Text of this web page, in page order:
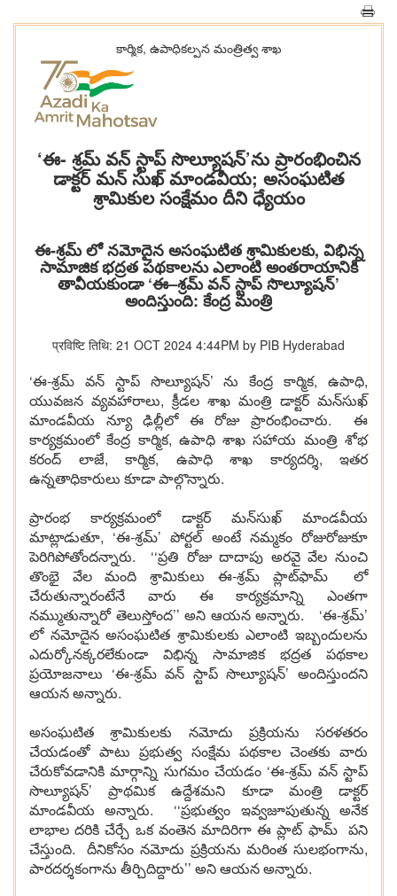
కార్మిక, ఉపాధికల్పన మంత్రిత్వ శాఖ
‘ఈ- శ్రమ్ వన్ స్టాప్ సొల్యూషన్’ను ప్రారంభించిన
డాక్టర్ మన్‌ సుఖ్ మాండవీయ; అసంఘటిత
శ్రామికుల సంక్షేమం దీని ధ్యేయం
ఈ-శ్రమ్ లో నమోదైన అసంఘటిత శ్రామికులకు, విభిన్న
సామాజిక భద్రత పథకాలను ఎలాంటి అంతరాయానికి
తావీయకుండా ‘ఈ–శ్రమ్ వన్ స్టాప్ సొల్యూషన్’
అందిస్తుంది: కేంద్ర మంత్రి
प्रविष्टि तिथि: 21 OCT 2024 4:44PM by PIB Hyderabad
‘ఈ-శ్రమ్ వన్ స్టాప్ సొల్యూషన్’ ను కేంద్ర కార్మిక, ఉపాధి,
యువజన వ్యవహారాలు, క్రీడల శాఖ మంత్రి డాక్టర్ మన్‌సుఖ్
మాండవీయ న్యూ ఢిల్లీలో ఈ రోజు ప్రారంభించారు. ఈ
కార్యక్రమంలో కేంద్ర కార్మిక, ఉపాధి శాఖ సహాయ మంత్రి శోభ
కరంద్ లాజే, కార్మిక, ఉపాధి శాఖ కార్యదర్శి, ఇతర
ఉన్నతాధికారులు కూడా పాల్గొన్నారు.
ప్రారంభ కార్యక్రమంలో డాక్టర్ మన్‌సుఖ్ మాండవీయ
మాట్లాడుతూ, ‘ఈ-శ్రమ్’ పోర్టల్ అంటే నమ్మకం రోజురోజుకూ
పెరిగిపోతోందన్నారు. ‘‘ప్రతి రోజు దాదాపు అరవై వేల నుంచి
తొంభై వేల మంది శ్రామికులు ఈ-శ్రమ్ ప్లాట్‌ఫామ్ లో
చేరుతున్నారంటేనే వారు ఈ కార్యక్రమాన్ని ఎంతగా
నమ్ముతున్నారో తెలుస్తోంద’’ అని ఆయన అన్నారు. ‘ఈ-శ్రమ్’
లో నమోదైన అసంఘటిత శ్రామికులకు ఎలాంటి ఇబ్బందులను
ఎదుర్కోనక్కరలేకుండా విభిన్న సామాజిక భద్రత పథకాల
ప్రయోజనాలు ‘ఈ-శ్రమ్ వన్ స్టాప్ సొల్యూషన్’ అందిస్తుందని
ఆయన అన్నారు.
అసంఘటిత శ్రామికులకు నమోదు ప్రక్రియను సరళతరం
చేయడంతో పాటు ప్రభుత్వ సంక్షేమ పథకాల చెంతకు వారు
చేరుకోవడానికి మార్గాన్ని సుగమం చేయడం ‘ఈ-శ్రమ్ వన్ స్టాప్
సొల్యూషన్’ ప్రాథమిక ఉద్దేశమని కూడా మంత్రి డాక్టర్
మాండవీయ అన్నారు. ‘‘ప్రభుత్వం ఇవ్వజూపుతున్న అనేక
లాభాల దరికి చేర్చే ఒక వంతెన మాదిరిగా ఈ ప్లాట్ ఫామ్ పని
చేస్తుంది. దీనికోసం నమోదు ప్రక్రియను మరింత సులభంగాను,
పారదర్శకంగాను తీర్చిదిద్దారు’’ అని ఆయన అన్నారు.